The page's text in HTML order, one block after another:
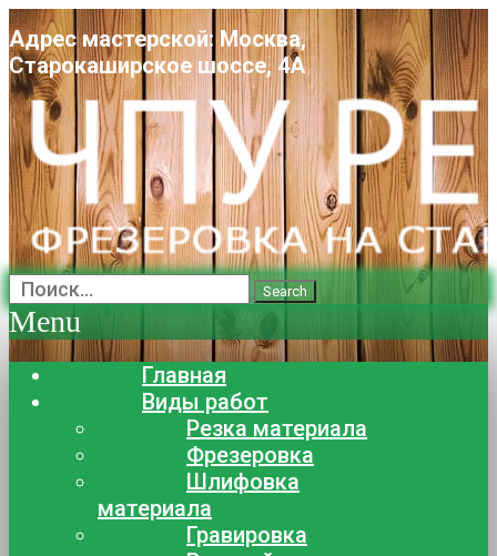
Адрес мастерской: Москва,
Старокаширское шоссе, 4А
Search
Menu
Главная
Виды работ
Резка материала
Фрезеровка
Шлифовка
материала
Гравировка